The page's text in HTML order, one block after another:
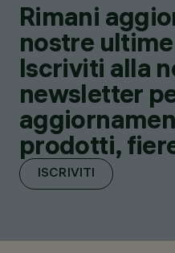
Rimani
nostre
Iscriviti alla
newsletter
prodotti,
ISCRIVITI